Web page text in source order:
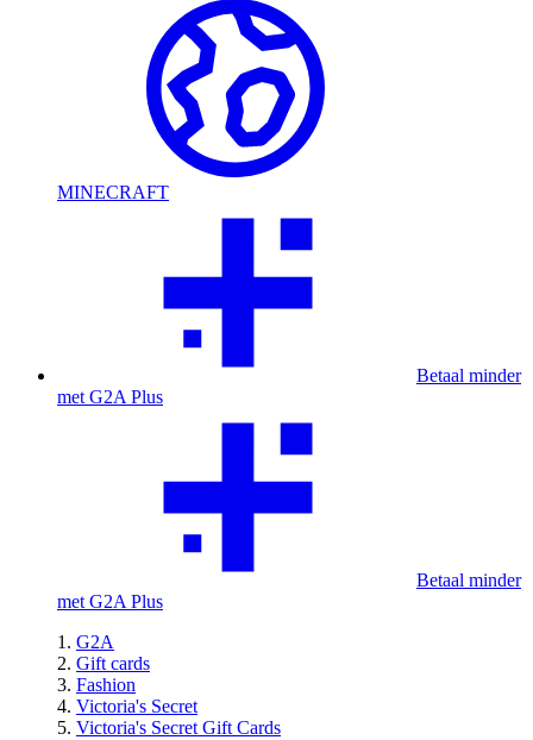
MINECRAFT
Betaal minder
met G2A Plus
Betaal minder
met G2A Plus
G2A
Gift cards
Fashion
Victoria's Secret
Victoria's Secret Gift Cards